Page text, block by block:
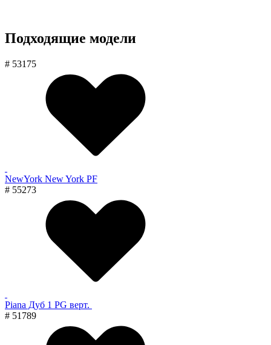
Подходящие модели
# 53175
NewYork New York PF
# 55273
Piana Дуб 1 PG верт.
# 51789